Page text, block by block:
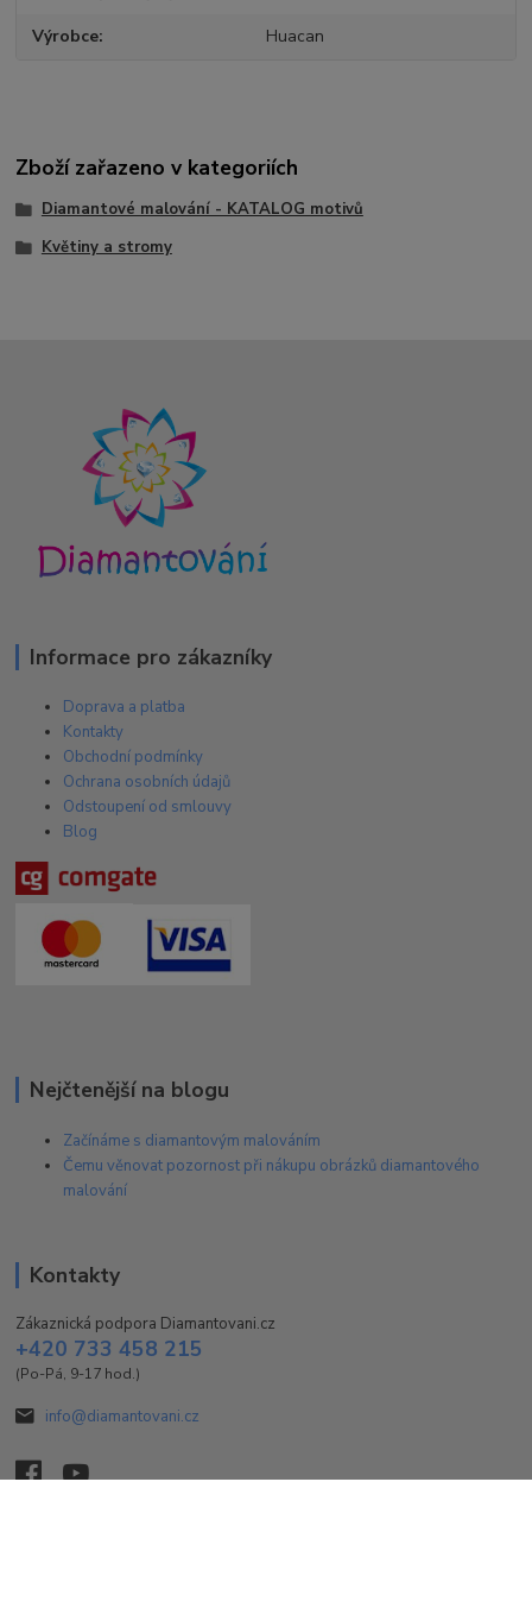
Výrobce Huacan
Zboží zařazeno v kategoriích
Diamantové malování - KATALOG motivů
Květiny a stromy
Informace pro zákazníky
Doprava a platba
Kontakty
Obchodní podmínky
Ochrana osobních údajů
Odstoupení od smlouvy
Blog
Nejčtenější na blogu
Začínáme s diamantovým malováním
Čemu věnovat pozornost při nákupu obrázků diamantového
malování
Kontakty
Zákaznická podpora Diamantovani.cz
+420 733 458 215
(Po-Pá, 9-17 hod.)
info@diamantovani.cz